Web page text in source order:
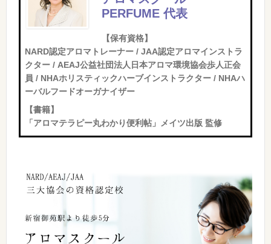
PERFUME 代表
【保有資格】
NARD認定アロマトレーナー / JAA認定アロマインストラ
クター / AEAJ公益社団法人日本アロマ環境協会歩人正会
員 / NHAホリスティックハーブインストラクター / NHAハ
ーバルフードオーガナイザー
【書籍】
「アロマテラピー丸わかり便利帖」メイツ出版 監修